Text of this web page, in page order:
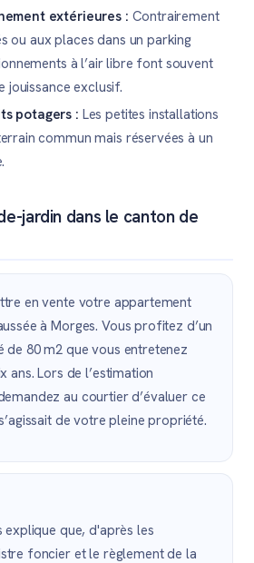
extérieures : Contrairement
ou aux places dans un parking
à l’air libre font souvent
jouissance exclusif.
potagers : Les petites installations
commun mais réservées à un
jardin dans le canton de
en vente votre appartement
à Morges. Vous profitez d’un
80 m2 que vous entretenez
ans. Lors de l’estimation
au courtier d’évaluer ce
de votre pleine propriété.
que, d'après les
foncier et le règlement de la